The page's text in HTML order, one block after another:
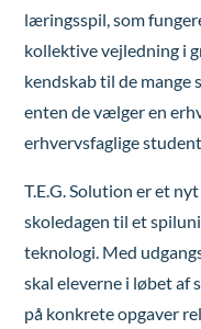
læringsspil, som
kollektive vejledning i
kendskab til de mange
enten de vælger en
erhvervsfaglige
T.E.G. Solution er et
skoledagen til et
teknologi. Med
skal eleverne i løbet af
på konkrete opgaver